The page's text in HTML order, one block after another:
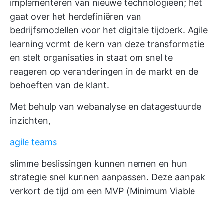
implementeren van nieuwe technologieën; het
gaat over het herdefiniëren van
bedrijfsmodellen voor het digitale tijdperk. Agile
learning vormt de kern van deze transformatie
en stelt organisaties in staat om snel te
reageren op veranderingen in de markt en de
behoeften van de klant.
Met behulp van webanalyse en datagestuurde
inzichten,
agile teams
slimme beslissingen kunnen nemen en hun
strategie snel kunnen aanpassen. Deze aanpak
verkort de tijd om een MVP (Minimum Viable